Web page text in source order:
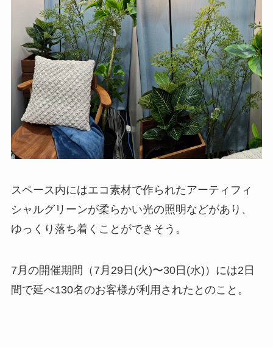
スペース内にはエコ素材で作られたアーティフィ
シャルグリーンが柔らかい光の照明などがあり、
ゆっくり落ち着くことができそう。
7月の開催期間（7月29日(火)〜30日(水)）には2日
間で延べ130名のお客様が利用されたとのこと。